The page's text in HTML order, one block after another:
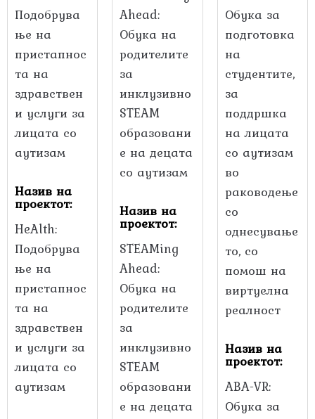
Назив на
проектот:
HeAlth:
Подобрува
ње на
пристапнос
та на
здравствен
и услуги за
лицата со
аутизам
Назив на
проектот:
STEAMing
Ahead:
Обука на
родителите
за
инклузивно
STEAM
образовани
е на децата
Назив на
проектот:
ABA-VR:
Обука за